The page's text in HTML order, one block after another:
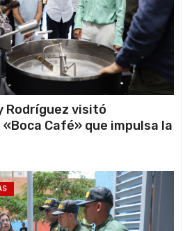
Rodríguez visitó
Café» que impulsa la
hacia mercados